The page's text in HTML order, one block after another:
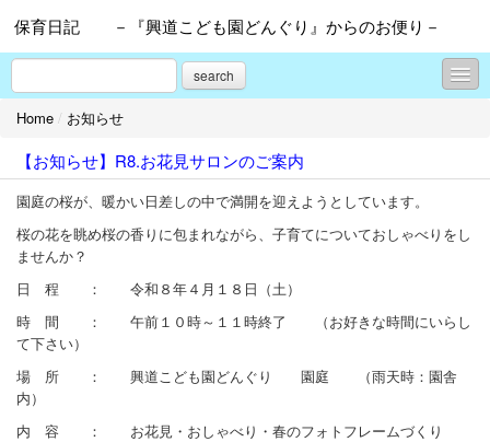
保育日記 －『興道こども園どんぐり』からのお便り－
search
お知らせ
プロフィール
お問合せ
Home / お知らせ
【お知らせ】R8.お花見サロンのご案内
園庭の桜が、暖かい日差しの中で満開を迎えようとしています。
桜の花を眺め桜の香りに包まれながら、子育てについておしゃべりをし
ませんか？
日 程 ： 令和８年４月１８日（土）
時 間 ： 午前１０時～１１時終了 （お好きな時間にいらし
て下さい）
場 所 ： 興道こども園どんぐり 園庭 （雨天時：園舎
内）
内 容 ： お花見・おしゃべり・春のフォトフレームづくり